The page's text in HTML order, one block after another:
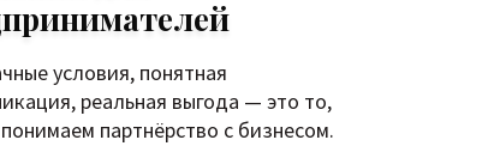
условия, понятная
реальная выгода — это то,
партнёрство с бизнесом.